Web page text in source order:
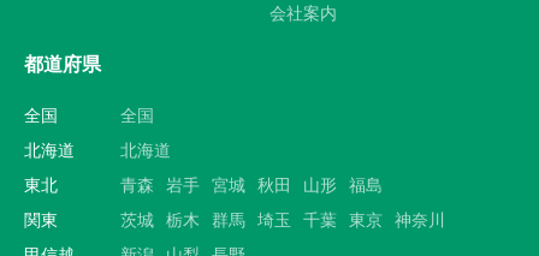
会社案内
都道府県
全国
全国
北海道
北海道
東北
青森 岩手 宮城 秋田 山形 福島
関東
茨城 栃木 群馬 埼玉 千葉 東京 神奈川